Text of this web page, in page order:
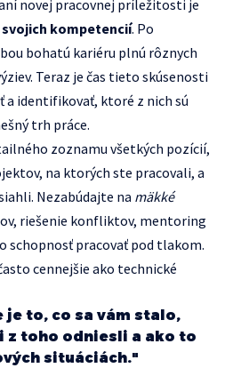
novej pracovnej príležitosti je
kompetencií. Po
bohatú kariéru plnú rôznych
Teraz je čas tieto skúsenosti
a identifikovať, ktoré z nich sú
trh práce.
zoznamu všetkých pozícií,
na ktorých ste pracovali, a
Nezabúdajte na mäkké
riešenie konfliktov, mentoring
schopnosť pracovať pod tlakom.
cennejšie ako technické
je to, co sa vám stalo,
z toho odniesli a ako to
situáciách."